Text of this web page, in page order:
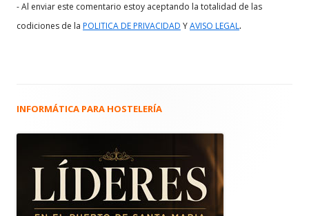
- Al enviar este comentario estoy aceptando la totalidad de las
codiciones de la POLITICA DE PRIVACIDAD YAVISO LEGAL.
Barra
principal
INFORMÁTICA PARA HOSTELERÍA